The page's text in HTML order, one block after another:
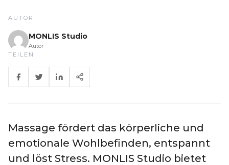
AUTOR
MONLIS Studio
Autor
TEILEN
Massage fördert das körperliche und
emotionale Wohlbefinden, entspannt
und löst Stress. MONLIS Studio bietet